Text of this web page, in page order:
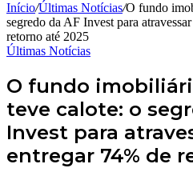
Início/Últimas Notícias/O fundo
segredo da AF Invest para
retorno até 2025
Últimas Notícias
O fundo
teve calote: o
Invest para
entregar 74% de